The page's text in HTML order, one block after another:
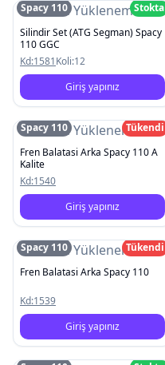
Resim Yüklenemedi
Spacy 110
Stokta
Silindir Set (ATG Segman) Spacy
110 GGC
Kd:1581Koli:12
Giriş yapınız
Resim Yüklenemedi
Spacy 110
Tükendi
Fren Balatasi Arka Spacy 110 A
Kalite
Kd:1540
Giriş yapınız
Resim Yüklenemedi
Spacy 110
Tükendi
Fren Balatasi Arka Spacy 110
Kd:1539
Giriş yapınız